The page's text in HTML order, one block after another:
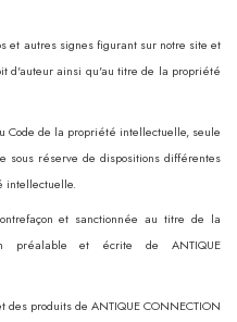
et autres signes figurant sur notre site et
d'auteur ainsi qu'au titre de la propriété
Code de la propriété intellectuelle, seule
sous réserve de dispositions différentes
intellectuelle.
et sanctionnée au titre de la
préalable et écrite de ANTIQUE
produits de ANTIQUE CONNECTION